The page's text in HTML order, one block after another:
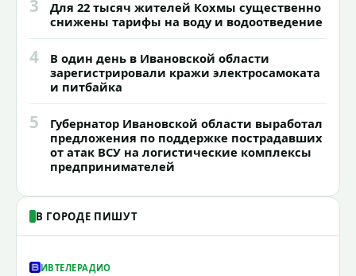
3
Для 22 тысяч жителей Кохмы существенно
снижены тарифы на воду и водоотведение
4
В один день в Ивановской области
зарегистрировали кражи электросамоката
и питбайка
5
Губернатор Ивановской области выработал
предложения по поддержке пострадавших
от атак ВСУ на логистические комплексы
предпринимателей
В ГОРОДЕ ПИШУТ
ИВТЕЛЕРАДИО